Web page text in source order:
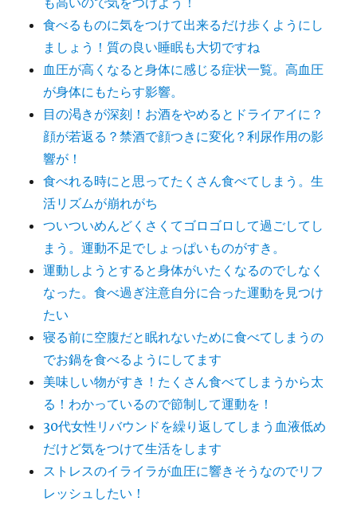
食べるものに気をつけて出来るだけ歩くようにし
ましょう！質の良い睡眠も大切ですね
血圧が高くなると身体に感じる症状一覧。高血圧
が身体にもたらす影響。
目の渇きが深刻！お酒をやめるとドライアイに？
顔が若返る？禁酒で顔つきに変化？利尿作用の影
響が！
食べれる時にと思ってたくさん食べてしまう。生
活リズムが崩れがち
ついついめんどくさくてゴロゴロして過ごしてし
まう。運動不足でしょっぱいものがすき。
運動しようとすると身体がいたくなるのでしなく
なった。食べ過ぎ注意自分に合った運動を見つけ
たい
寝る前に空腹だと眠れないために食べてしまうの
でお鍋を食べるようにしてます
美味しい物がすき！たくさん食べてしまうから太
る！わかっているので節制して運動を！
30代女性リバウンドを繰り返してしまう血液低め
だけど気をつけて生活をします
ストレスのイライラが血圧に響きそうなのでリフ
レッシュしたい！